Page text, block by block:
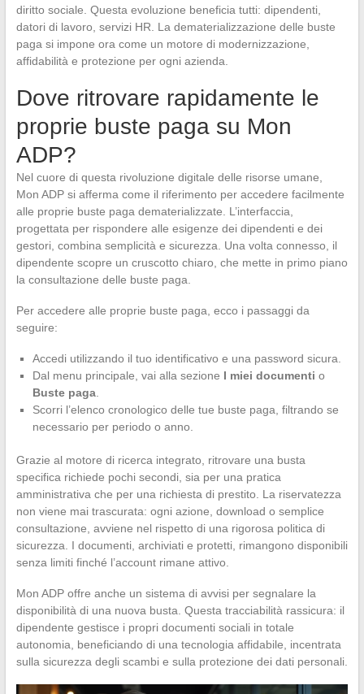
diritto sociale. Questa evoluzione beneficia tutti: dipendenti,
datori di lavoro, servizi HR. La dematerializzazione delle buste
paga si impone ora come un motore di modernizzazione,
affidabilità e protezione per ogni azienda.
Dove ritrovare rapidamente le
proprie buste paga su Mon
ADP?
Nel cuore di questa rivoluzione digitale delle risorse umane,
Mon ADP si afferma come il riferimento per accedere facilmente
alle proprie buste paga dematerializzate. L’interfaccia,
progettata per rispondere alle esigenze dei dipendenti e dei
gestori, combina semplicità e sicurezza. Una volta connesso, il
dipendente scopre un cruscotto chiaro, che mette in primo piano
la consultazione delle buste paga.
Per accedere alle proprie buste paga, ecco i passaggi da
seguire:
Accedi utilizzando il tuo identificativo e una password sicura.
Dal menu principale, vai alla sezione I miei documenti o
Buste paga.
Scorri l’elenco cronologico delle tue buste paga, filtrando se
necessario per periodo o anno.
Grazie al motore di ricerca integrato, ritrovare una busta
specifica richiede pochi secondi, sia per una pratica
amministrativa che per una richiesta di prestito. La riservatezza
non viene mai trascurata: ogni azione, download o semplice
consultazione, avviene nel rispetto di una rigorosa politica di
sicurezza. I documenti, archiviati e protetti, rimangono disponibili
senza limiti finché l’account rimane attivo.
Mon ADP offre anche un sistema di avvisi per segnalare la
disponibilità di una nuova busta. Questa tracciabilità rassicura: il
dipendente gestisce i propri documenti sociali in totale
autonomia, beneficiando di una tecnologia affidabile, incentrata
sulla sicurezza degli scambi e sulla protezione dei dati personali.